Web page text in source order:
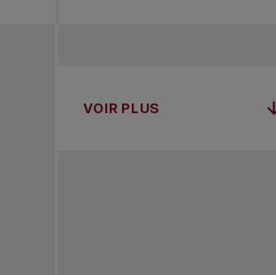
VOIR PLUS